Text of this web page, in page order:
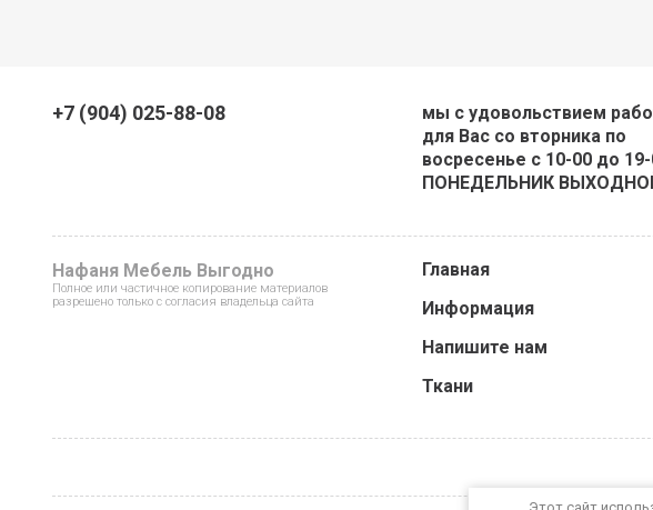
+7 (904) 025-88-08
мы с удовольствием
для Вас со вторника по
восресенье с 10-00 до 19-
ПОНЕДЕЛЬНИК
Нафаня Мебель Выгодно
Полное или частичное копирование материалов
разрешено только с согласия владельца сайта
Главная
Информация
Напишите нам
Ткани